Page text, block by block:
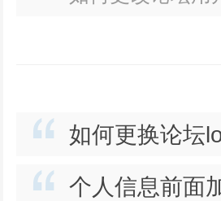
如何更换论坛
个人信息前面